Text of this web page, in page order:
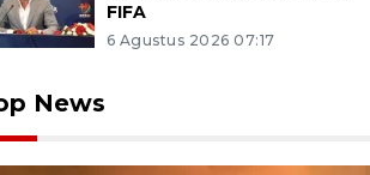
FIFA
6 Agustus 2026 07:17
News